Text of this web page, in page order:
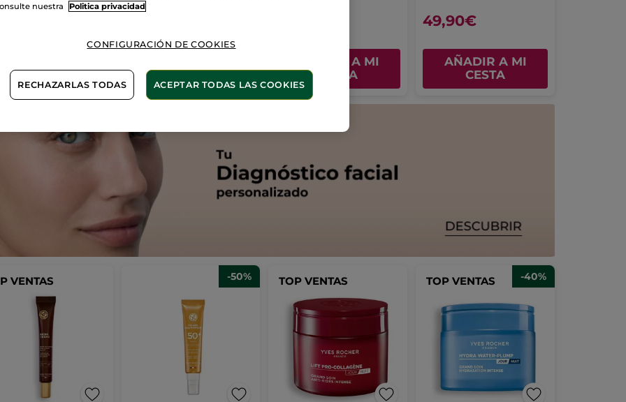
CESTA
-30% en tu 2º limpiador:
CESTA
AÑADIR A MI
CESTA
49,90€
AÑADIR A MI
CESTA
VENTAS -50% TOP VENTAS TOP VENTAS -40%
nuestra
Politica privacidad
CONFIGURACIÓN DE COOKIES
RECHAZARLAS TODAS ACEPTAR TODAS LAS COOKIES